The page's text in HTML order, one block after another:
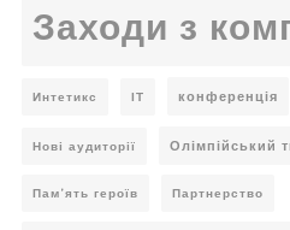
Заходи з
Интетикс ІТ конференція
Нові аудиторії Олімпійський
Пам’ять героїв Партнерство